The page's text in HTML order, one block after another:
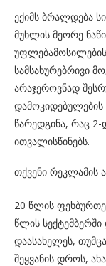
ექიმს ბრალდება
მუხლის მეორე
უფლებამოსილების
სამსახურებრივი
არაჯეროვნად
დამოკიდებულების
წარედგინა, რაც
ითვალისწინებს.
თქვენი რეკლამის
20 წლის
წლის სექტემბერში
დაასახელეს,
შეყვანის დროს,